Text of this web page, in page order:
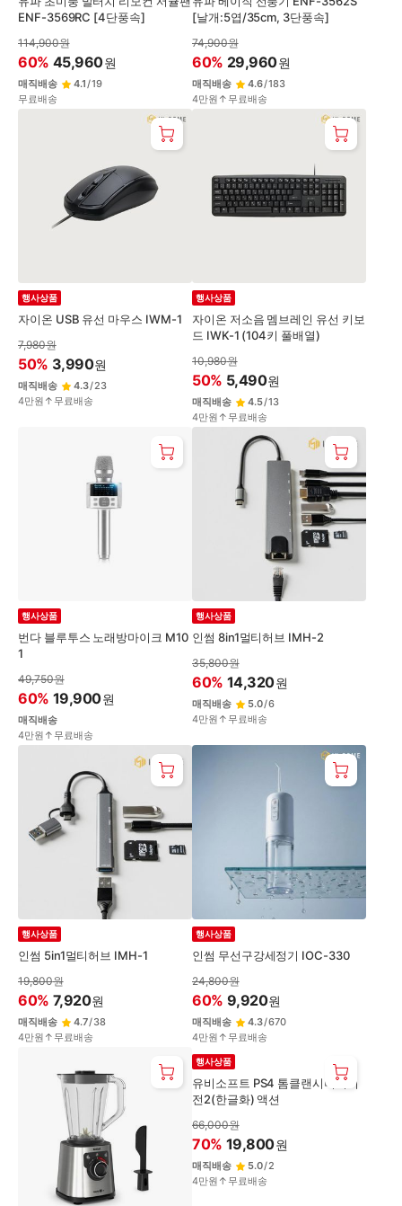
ENF-3569RC [4단풍속]
114,900원
60% 45,960원
매직배송 4.1/19
무료배송
[날개:5엽/35cm, 3단풍속]
74,900원
60% 29,960원
매직배송 4.6/183
4만원↑무료배송
자이온 USB 유선 마우스 IWM-1
행사상품
7,980원
50% 3,990원
매직배송 4.3/23
4만원↑무료배송
자이온 저소음 멤브레인 유선 키보
드 IWK-1 (104키 풀배열)
행사상품
10,980원
50% 5,490원
매직배송 4.5/13
4만원↑무료배송
번다 블루투스 노래방마이크 M10
1
행사상품
49,750원
60% 19,900원
매직배송
4만원↑무료배송
인썸 8in1멀티허브 IMH-2
행사상품
35,800원
60% 14,320원
매직배송 5.0/6
4만원↑무료배송
인썸 5in1멀티허브 IMH-1
행사상품
19,800원
60% 7,920원
매직배송 4.7/38
4만원↑무료배송
인썸 무선구강세정기 IOC-330
행사상품
24,800원
60% 9,920원
매직배송 4.3/670
4만원↑무료배송
유비소프트 PS4 톰클랜시더디비
전2(한글화) 액션
행사상품
66,000원
70% 19,800원
매직배송 5.0/2
4만원↑무료배송